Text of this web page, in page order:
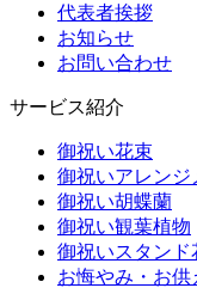
代表者挨拶
お知らせ
お問い合わせ
サービス紹介
御祝い花束
御祝いアレンジ
御祝い胡蝶蘭
御祝い観葉植物
御祝いスタンド
お悔やみ・お供